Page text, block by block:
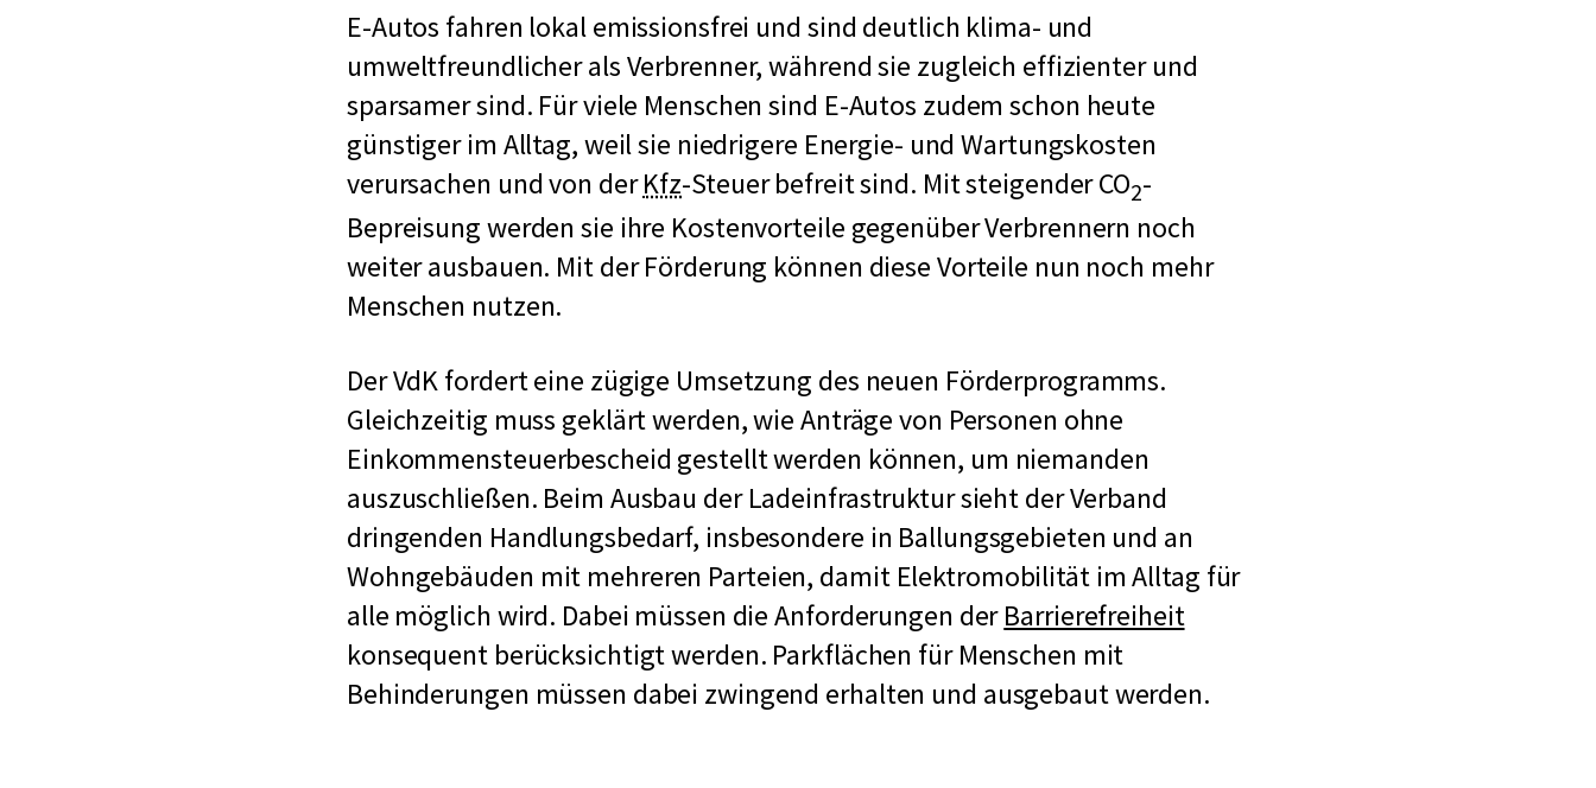
E-Autos fahren lokal emissionsfrei und sind deutlich klima- und
umweltfreundlicher als Verbrenner, während sie zugleich effizienter und
sparsamer sind. Für viele Menschen sind E-Autos zudem schon heute
günstiger im Alltag, weil sie niedrigere Energie- und Wartungskosten
verursachen und von derKfzk
u
r
ü
r
K
r
a
f
t
f
a
-Steuer befreit sind. Mit steigender CO2-
Bepreisung werden sie ihre Kostenvorteile gegenüber Verbrennern noch
weiter ausbauen. Mit der Förderung können diese Vorteile nun noch mehr
Menschen nutzen.
Der VdK fordert eine zügige Umsetzung des neuen Förderprogramms.
Gleichzeitig muss geklärt werden, wie Anträge von Personen ohne
Einkommensteuerbescheid gestellt werden können, um niemanden
auszuschließen. Beim Ausbau der Ladeinfrastruktur sieht der Verband
dringenden Handlungsbedarf, insbesondere in Ballungsgebieten und an
Wohngebäuden mit mehreren Parteien, damit Elektromobilität im Alltag für
alle möglich wird. Dabei müssen die Anforderungen derBarrierefreiheit
konsequent berücksichtigt werden. Parkflächen für Menschen mit
Behinderungen müssen dabei zwingend erhalten und ausgebaut werden.